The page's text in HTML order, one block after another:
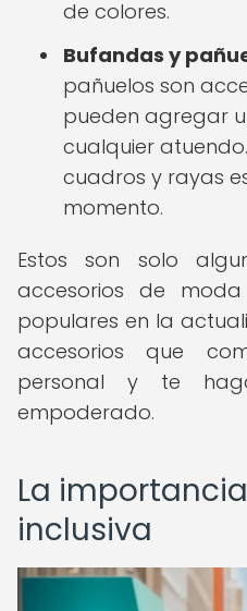
de colores.
Bufandas y
pañuelos son
pueden agregar
cualquier
cuadros y rayas
momento.
Estos son solo
accesorios de
populares en la
accesorios que
personal y te
empoderado.
La
inclusiva